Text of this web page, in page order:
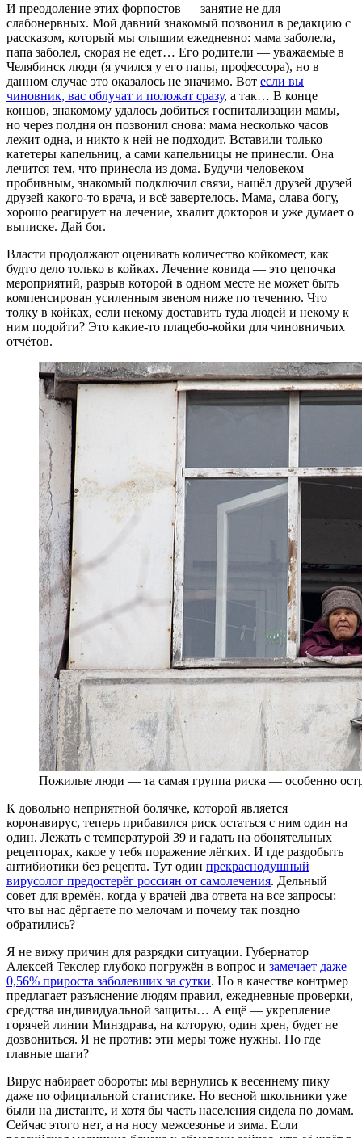
И преодоление этих форпостов — занятие не для
слабонервных. Мой давний знакомый позвонил в редакцию с
рассказом, который мы слышим ежедневно: мама заболела,
папа заболел, скорая не едет… Его родители — уважаемые в
Челябинск люди (я учился у его папы, профессора), но в
данном случае это оказалось не значимо. Вот если вы
чиновник, вас облучат и положат сразу, а так… В конце
концов, знакомому удалось добиться госпитализации мамы,
но через полдня он позвонил снова: мама несколько часов
лежит одна, и никто к ней не подходит. Вставили только
катетеры капельниц, а сами капельницы не принесли. Она
лечится тем, что принесла из дома. Будучи человеком
пробивным, знакомый подключил связи, нашёл друзей друзей
друзей какого-то врача, и всё завертелось. Мама, слава богу,
хорошо реагирует на лечение, хвалит докторов и уже думает о
выписке. Дай бог.
Власти продолжают оценивать количество койкомест, как
будто дело только в койках. Лечение ковида — это цепочка
мероприятий, разрыв которой в одном месте не может быть
компенсирован усиленным звеном ниже по течению. Что
толку в койках, если некому доставить туда людей и некому к
ним подойти? Это какие-то плацебо-койки для чиновничьих
отчётов.
Пожилые люди — та самая группа риска — особенно
К довольно неприятной болячке, которой является
коронавирус, теперь прибавился риск остаться с ним один на
один. Лежать с температурой 39 и гадать на обонятельных
рецепторах, какое у тебя поражение лёгких. И где раздобыть
антибиотики без рецепта. Тут один прекраснодушный
вирусолог предостерёг россиян от самолечения. Дельный
совет для времён, когда у врачей два ответа на все запросы:
что вы нас дёргаете по мелочам и почему так поздно
обратились?
Я не вижу причин для разрядки ситуации. Губернатор
Алексей Текслер глубоко погружён в вопрос и замечает даже
0,56% прироста заболевших за сутки. Но в качестве контрмер
предлагает разъяснение людям правил, ежедневные проверки,
средства индивидуальной защиты… А ещё — укрепление
горячей линии Минздрава, на которую, один хрен, будет не
дозвониться. Я не против: эти меры тоже нужны. Но где
главные шаги?
Вирус набирает обороты: мы вернулись к весеннему пику
даже по официальной статистике. Но весной школьники уже
были на дистанте, и хотя бы часть населения сидела по домам.
Сейчас этого нет, а на носу межсезонье и зима. Если